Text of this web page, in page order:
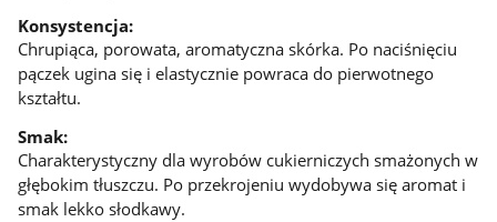
Konsystencja:
Chrupiąca, porowata, aromatyczna skórka. Po naciśnięciu
pączek ugina się i elastycznie powraca do pierwotnego
kształtu.
Smak:
Charakterystyczny dla wyrobów cukierniczych smażonych w
głębokim tłuszczu. Po przekrojeniu wydobywa się aromat i
smak lekko słodkawy.